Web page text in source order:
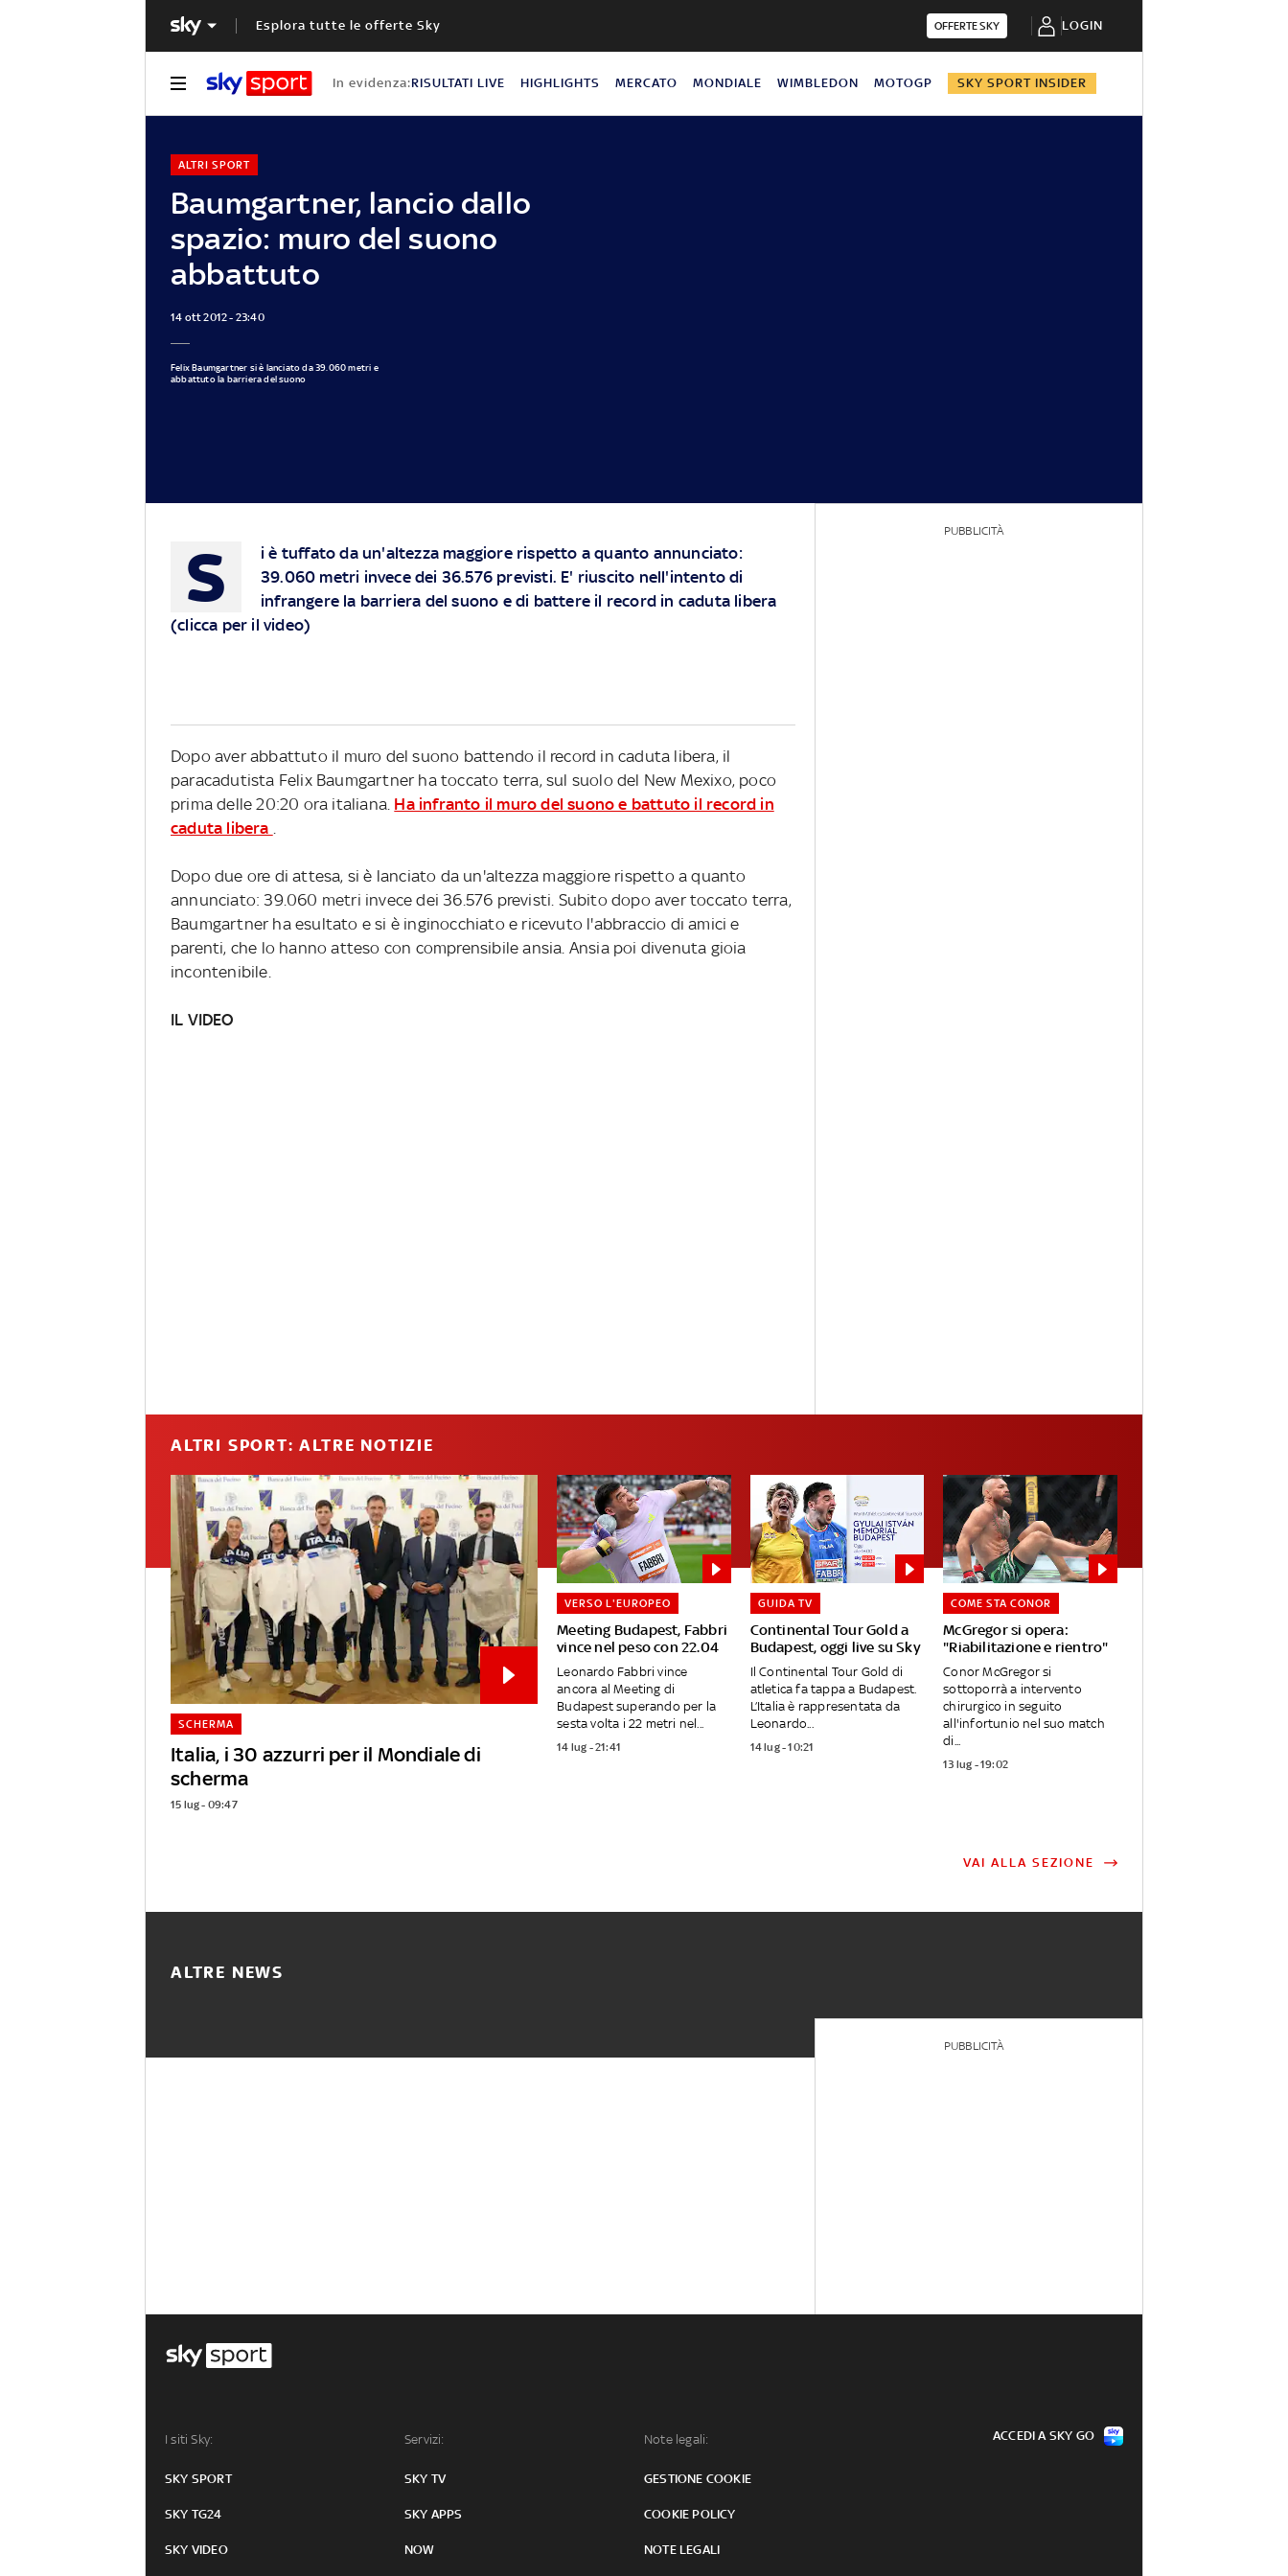
Esplora tutte le offerte Sky OFFERTE SKY LOGIN
In evidenza:RISULTATI LIVE HIGHLIGHTS MERCATO MONDIALE WIMBLEDON MOTOGP SKY SPORT INSIDER
Baumgartner, lancio dallo
spazio: muro del suono
abbattuto
ALTRI SPORT
14 ott 2012 - 23:40
Felix Baumgartner si è lanciato da 39.060 metri e
abbattuto la barriera del suono
S
i è tuffato da un'altezza maggiore rispetto a quanto annunciato:
39.060 metri invece dei 36.576 previsti. E' riuscito nell'intento di
infrangere la barriera del suono e di battere il record in caduta libera
(clicca per il video)
Dopo aver abbattuto il muro del suono battendo il record in caduta libera, il
paracadutista Felix Baumgartner ha toccato terra, sul suolo del New Mexixo, poco
prima delle 20:20 ora italiana. Ha infranto il muro del suono e battuto il record in
caduta libera
Dopo due ore di attesa, si è lanciato da un'altezza maggiore rispetto a quanto
annunciato: 39.060 metri invece dei 36.576 previsti. Subito dopo aver toccato terra,
Baumgartner ha esultato e si è inginocchiato e ricevuto l'abbraccio di amici e
parenti, che lo hanno atteso con comprensibile ansia. Ansia poi divenuta gioia
incontenibile.
IL VIDEO
PUBBLICITÀ
ALTRI SPORT: ALTRE NOTIZIE
Italia, i 30 azzurri per il Mondiale di
scherma
SCHERMA
15 lug - 09:47
Meeting Budapest, Fabbri
vince nel peso con 22.04
VERSO L'EUROPEO
Leonardo Fabbri vince
ancora al Meeting di
Budapest superando per la
sesta volta i 22 metri nel...
14 lug - 21:41
Continental Tour Gold a
Budapest, oggi live su Sky
GUIDA TV
Il Continental Tour Gold di
atletica fa tappa a Budapest.
L’Italia è rappresentata da
Leonardo...
14 lug - 10:21
McGregor si opera:
"Riabilitazione e rientro"
COME STA CONOR
Conor McGregor si
sottoporrà a intervento
chirurgico in seguito
all'infortunio nel suo match
di...
13 lug - 19:02
VAI ALLA SEZIONE
ALTRE NEWS
PUBBLICITÀ
I siti Sky:
SKY SPORT
SKY TG24
SKY VIDEO
Servizi:
SKY TV
SKY APPS
NOW
Note legali:
GESTIONE COOKIE
COOKIE POLICY
NOTE LEGALI
ACCEDI A SKY GO